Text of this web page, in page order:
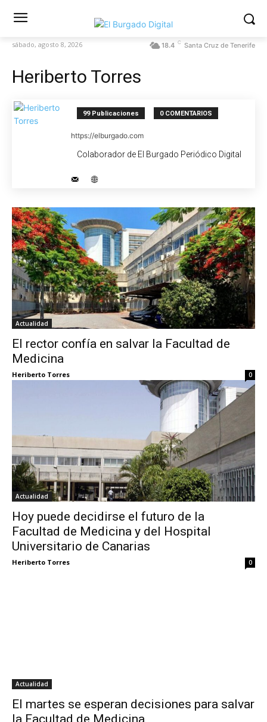
18.4 C Santa Cruz de Tenerife
sábado, agosto 8, 2026
Heriberto Torres
99 Publicaciones 0 COMENTARIOS
https://elburgado.com
Colaborador de El Burgado Periódico Digital
Actualidad
El rector confía en salvar la Facultad de
Medicina
Heriberto Torres 0
Actualidad
Hoy puede decidirse el futuro de la
Facultad de Medicina y del Hospital
Universitario de Canarias
Heriberto Torres 0
Actualidad
El martes se esperan decisiones para salvar
la Facultad de Medicina